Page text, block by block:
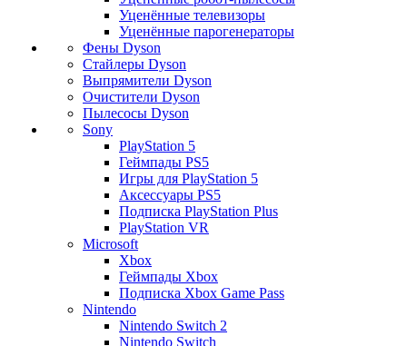
Уценённые телевизоры
Уценённые парогенераторы
Фены Dyson
Стайлеры Dyson
Выпрямители Dyson
Очистители Dyson
Пылесосы Dyson
Sony
PlayStation 5
Геймпады PS5
Игры для PlayStation 5
Аксессуары PS5
Подписка PlayStation Plus
PlayStation VR
Microsoft
Xbox
Геймпады Xbox
Подписка Xbox Game Pass
Nintendo
Nintendo Switch 2
Nintendo Switch